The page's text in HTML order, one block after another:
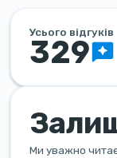
Усього відгуків
329
Ми уважно